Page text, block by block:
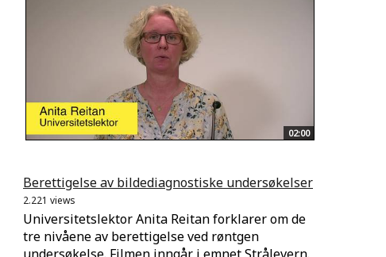
02:00
Berettigelse av bildediagnostiske undersøkelser
2.221 views
Universitetslektor Anita Reitan forklarer om de
tre nivåene av berettigelse ved røntgen